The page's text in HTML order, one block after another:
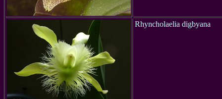
Rhyncholaelia digbyana